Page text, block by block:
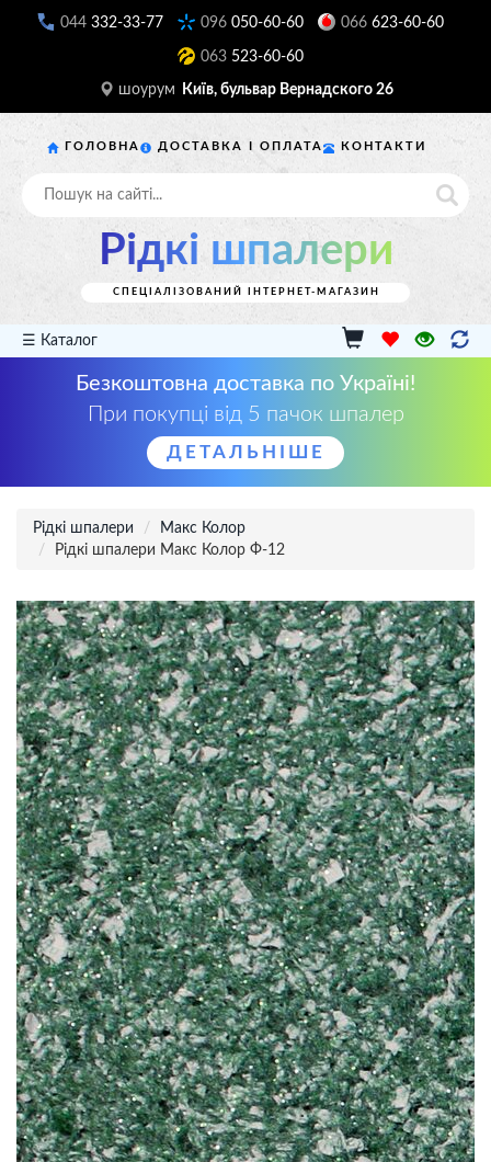
044 332-33-77 096 050-60-60 066 623-60-60
063 523-60-60
шоурум Київ, бульвар Вернадского 26
ГОЛОВНА ДОСТАВКА І ОПЛАТА КОНТАКТИ
Рідкі шпалери
СПЕЦІАЛІЗОВАНИЙ ІНТЕРНЕТ-МАГАЗИН
☰ Каталог
Безкоштовна доставка по Україні!
При покупці від 5 пачок шпалер
ДЕТАЛЬНІШЕ
Рідкі шпалери
Макс Колор
Рідкі шпалери Макс Колор Ф-12